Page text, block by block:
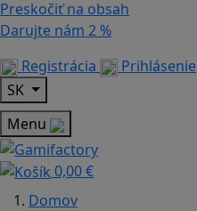
Preskočiť na obsah
Darujte nám 2 %
Registrácia
Prihlásenie
SK
Menu
0,00 €
Domov